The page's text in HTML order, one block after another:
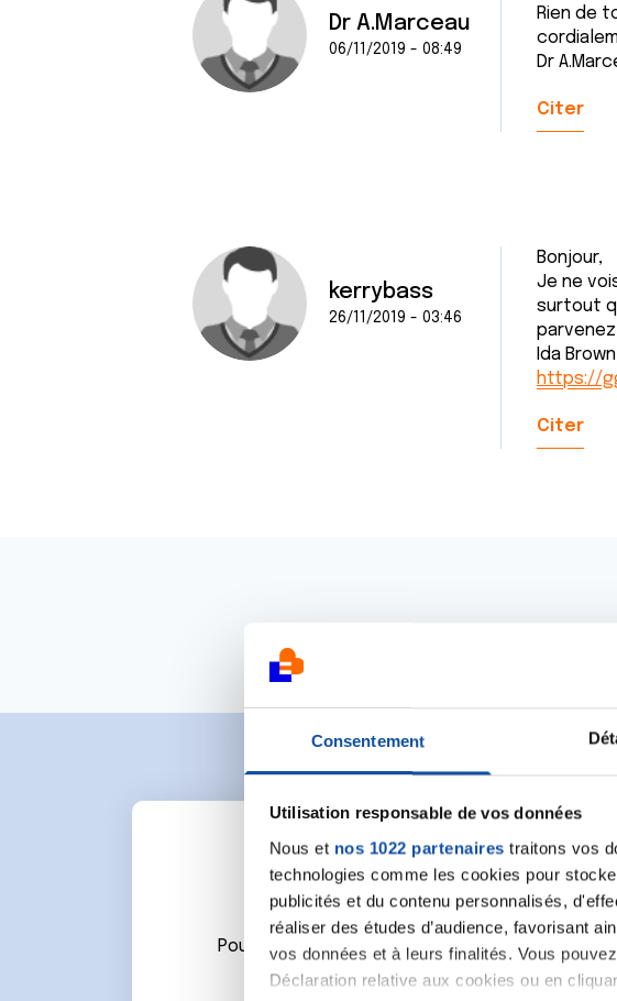
Consentement
Utilisation responsable de vos données
Nous et nos 1022 partenaires traitons vos
technologies comme les cookies pour
publicités et du contenu personnalisés,
réaliser des études d’audience, favorisant
vos données et à leurs finalités. Vous
Déclaration relative aux cookies ou en
Dr A.Marceau
06/11/2019 - 08:49
Rien de
Dr
Citer
kerrybass
26/11/2019 - 03:46
Bonjour,
Je ne
surtout
Ida Brown
https://
Citer
Pour écrire un commentaire ou lancer une